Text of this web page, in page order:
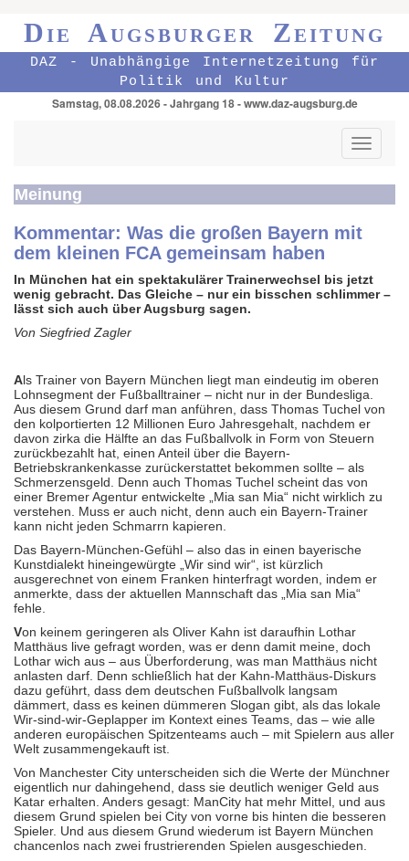
Die Augsburger Zeitung
DAZ - Unabhängige Internetzeitung für
Politik und Kultur
Samstag, 08.08.2026 - Jahrgang 18 - www.daz-augsburg.de
Toggle
Meinung
Kommentar: Was die großen Bayern mit
dem kleinen FCA gemeinsam haben
In München hat ein spektakulärer Trainerwechsel bis jetzt
wenig gebracht. Das Gleiche – nur ein bisschen schlimmer –
lässt sich auch über Augsburg sagen.
Von Siegfried Zagler
Als Trainer von Bayern München liegt man eindeutig im oberen
Lohnsegment der Fußballtrainer – nicht nur in der Bundesliga.
Aus diesem Grund darf man anführen, dass Thomas Tuchel von
den kolportierten 12 Millionen Euro Jahresgehalt, nachdem er
davon zirka die Hälfte an das Fußballvolk in Form von Steuern
zurückbezahlt hat, einen Anteil über die Bayern-
Betriebskrankenkasse zurückerstattet bekommen sollte – als
Schmerzensgeld. Denn auch Thomas Tuchel scheint das von
einer Bremer Agentur entwickelte „Mia san Mia“ nicht wirklich zu
verstehen. Muss er auch nicht, denn auch ein Bayern-Trainer
kann nicht jeden Schmarrn kapieren.
Das Bayern-München-Gefühl – also das in einen bayerische
Kunstdialekt hineingewürgte „Wir sind wir“, ist kürzlich
ausgerechnet von einem Franken hinterfragt worden, indem er
anmerkte, dass der aktuellen Mannschaft das „Mia san Mia“
fehle.
Von keinem geringeren als Oliver Kahn ist daraufhin Lothar
Matthäus live gefragt worden, was er denn damit meine, doch
Lothar wich aus – aus Überforderung, was man Matthäus nicht
anlasten darf. Denn schließlich hat der Kahn-Matthäus-Diskurs
dazu geführt, dass dem deutschen Fußballvolk langsam
dämmert, dass es keinen dümmeren Slogan gibt, als das lokale
Wir-sind-wir-Geplapper im Kontext eines Teams, das – wie alle
anderen europäischen Spitzenteams auch – mit Spielern aus aller
Welt zusammengekauft ist.
Von Manchester City unterscheiden sich die Werte der Münchner
eigentlich nur dahingehend, dass sie deutlich weniger Geld aus
Katar erhalten. Anders gesagt: ManCity hat mehr Mittel, und aus
diesem Grund spielen bei City von vorne bis hinten die besseren
Spieler. Und aus diesem Grund wiederum ist Bayern München
chancenlos nach zwei frustrierenden Spielen ausgeschieden.